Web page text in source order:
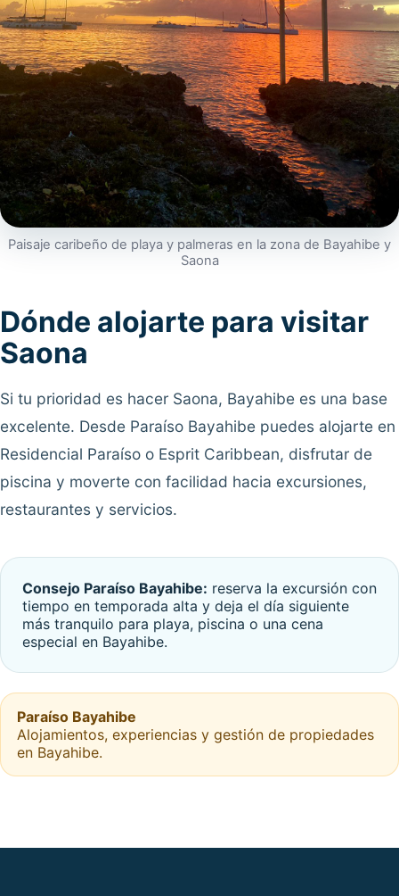
Paisaje caribeño de playa y palmeras en la zona de Bayahibe y
Saona
Dónde alojarte para visitar
Saona
Si tu prioridad es hacer Saona, Bayahibe es una base
excelente. Desde Paraíso Bayahibe puedes alojarte en
Residencial Paraíso o Esprit Caribbean, disfrutar de
piscina y moverte con facilidad hacia excursiones,
restaurantes y servicios.
Consejo Paraíso Bayahibe: reserva la excursión con
tiempo en temporada alta y deja el día siguiente
más tranquilo para playa, piscina o una cena
especial en Bayahibe.
Paraíso Bayahibe
Alojamientos, experiencias y gestión de propiedades
en Bayahibe.